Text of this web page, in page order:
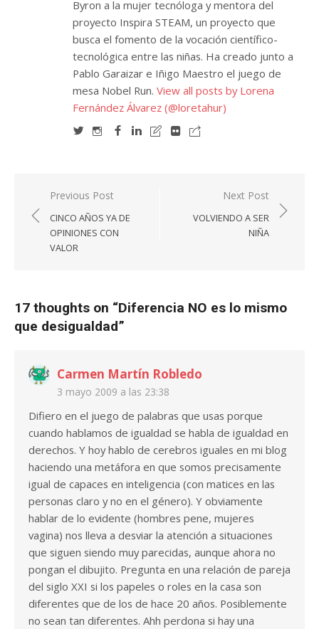
Byron a la mujer tecnóloga y mentora del
proyecto Inspira STEAM, un proyecto que
busca el fomento de la vocación científico-
tecnológica entre las niñas. Ha creado junto a
Pablo Garaizar e Iñigo Maestro el juego de
mesa Nobel Run. View all posts by Lorena
Fernández Álvarez (@loretahur)
Navegación
de
entradas
Previous Post
CINCO AÑOS YA DE
OPINIONES CON
VALOR
Next Post
VOLVIENDO A SER
NIÑA
17 thoughts on “Diferencia NO es lo mismo
que desigualdad”
Carmen Martín Robledo
3 mayo 2009 a las 23:38
Difiero en el juego de palabras que usas porque
cuando hablamos de igualdad se habla de igualdad en
derechos. Y hoy hablo de cerebros iguales en mi blog
haciendo una metáfora en que somos precisamente
igual de capaces en inteligencia (con matices en las
personas claro y no en el género). Y obviamente
hablar de lo evidente (hombres pene, mujeres
vagina) nos lleva a desviar la atención a situaciones
que siguen siendo muy parecidas, aunque ahora no
pongan el dibujito. Pregunta en una relación de pareja
del siglo XXI si los papeles o roles en la casa son
diferentes que de los de hace 20 años. Posiblemente
no sean tan diferentes. Ahh perdona si hay una